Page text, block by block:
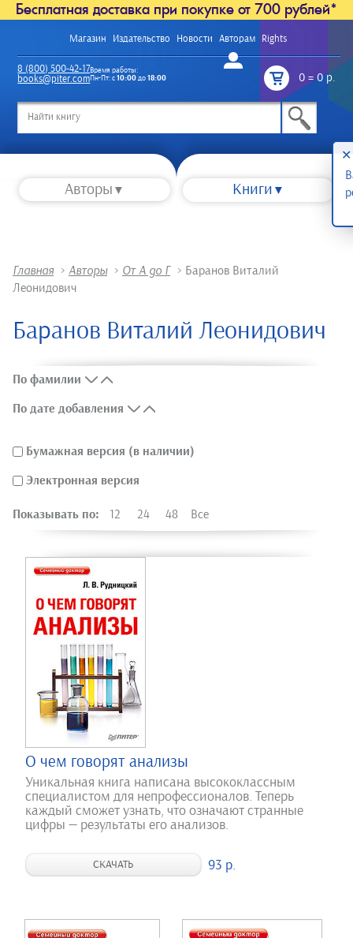
Бесплатная доставка при покупке от 700 рублей*
Магазин Издательство Новости Авторам Rights
Войти
0=0 р.
8 (800) 500-42-17
books@piter.com
Время работы:
Пн-Пт: с10:00до18:00
Авторы Книги
Главная > Авторы > От А до Г > Баранов Виталий
Леонидович
Баранов Виталий Леонидович
По фамилии
По дате добавления
Бумажная версия (в наличии)
Электронная версия
Показывать по: 12 24 48 Все
О чем говорят анализы
Уникальная книга написана высококлассным
специалистом для непрофессионалов. Теперь
каждый сможет узнать, что означают странные
цифры — результаты его анализов.
СКАЧАТЬ 93 р.
✕